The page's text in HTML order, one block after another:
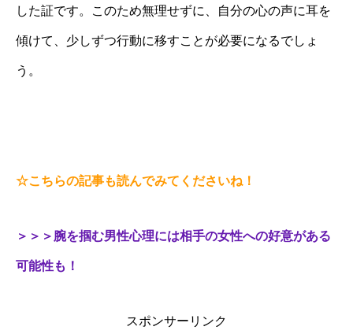
した証です。このため無理せずに、自分の心の声に耳を
傾けて、少しずつ行動に移すことが必要になるでしょ
う。
☆こちらの記事も読んでみてくださいね！
＞＞＞腕を掴む男性心理には相手の女性への好意がある
可能性も！
スポンサーリンク